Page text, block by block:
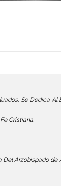
Se Dedica Al
Cristiana.
Del Arzobispado